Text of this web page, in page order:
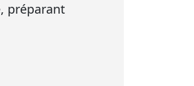
préparant